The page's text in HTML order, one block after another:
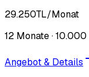
29.250TL/Monat
12 Monate ·10.000
Angebot & Details